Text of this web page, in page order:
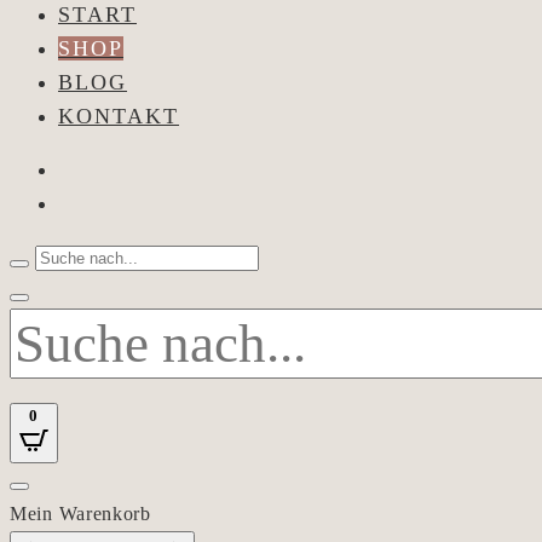
START
SHOP
BLOG
KONTAKT
0
Mein Warenkorb